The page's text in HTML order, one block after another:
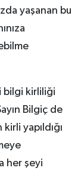
yaşanan bu
bilgi kirliliği
Bilgiç de
yapıldığı
her şeyi